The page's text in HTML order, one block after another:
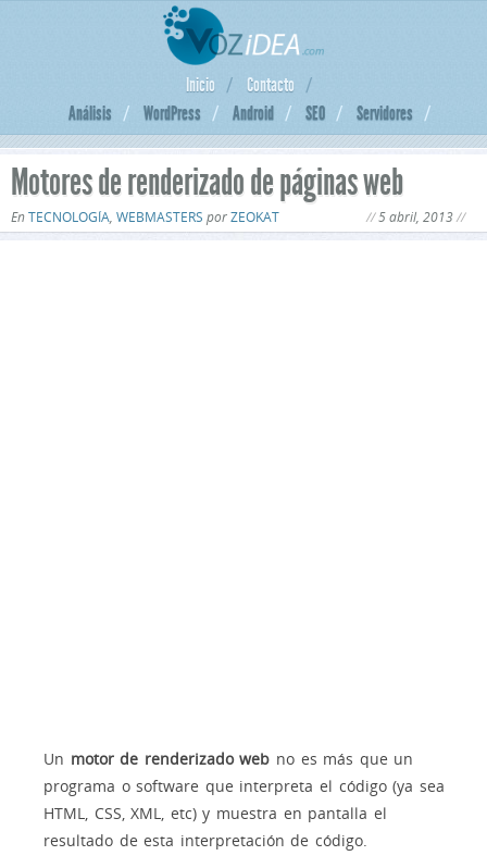
Inicio
Contacto
Análisis
WordPress Android SEO Servidores
Motores de renderizado de páginas web
EnTECNOLOGÍA, WEBMASTERS porZEOKAT 5 abril, 2013
Un motor de renderizado web no es más que un
programa o software que interpreta el código (ya sea
HTML, CSS, XML, etc) y muestra en pantalla el
resultado de esta interpretación de código.